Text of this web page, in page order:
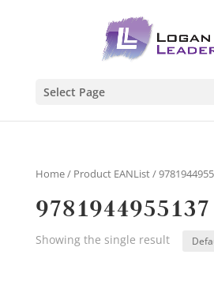
Select Page
Home/ Product EANList /
9781944955137
Showing the single result